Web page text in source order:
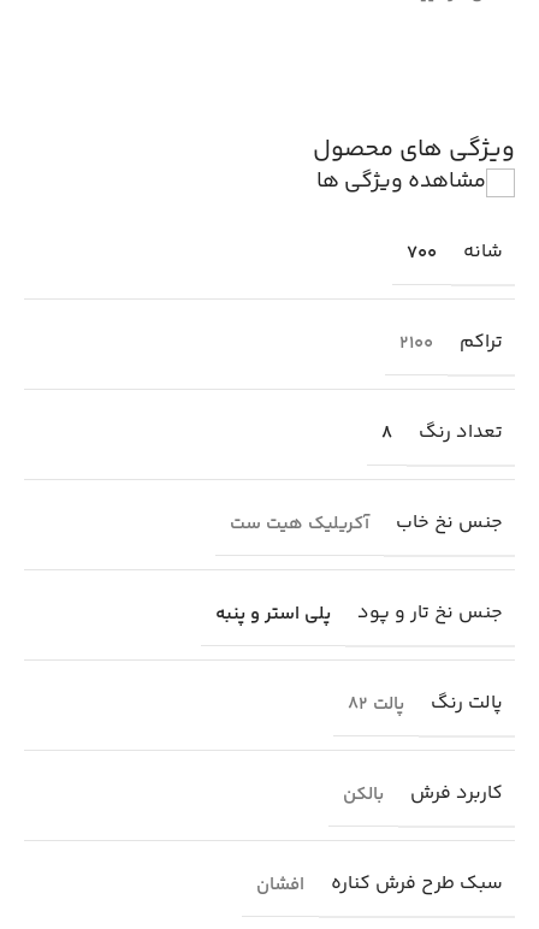
ویژگی های محصول
مشاهده ویژگی ها
شانه 700
تراکم 2100
تعداد رنگ 8
جنس نخ خاب آکریلیک هیت ست
جنس نخ تار و پود پلی استر و پنبه
پالت رنگ پالت 82
کاربرد فرش بالکن
سبک طرح فرش کناره افشان